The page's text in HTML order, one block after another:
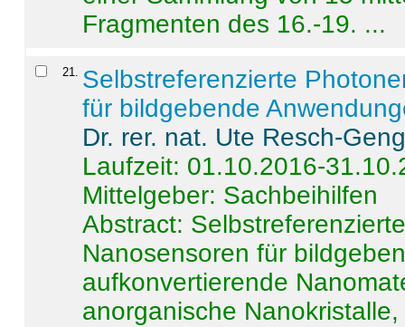
Fragmenten des 16.-19. ...
21
Selbstreferenzierte
für bildgebende
Dr. rer. nat. Ute Resch-
Laufzeit: 01.10.2016-
Mittelgeber: Sachbeihilfen
Abstract:
Nanosensoren für
aufkonvertierende
anorganische